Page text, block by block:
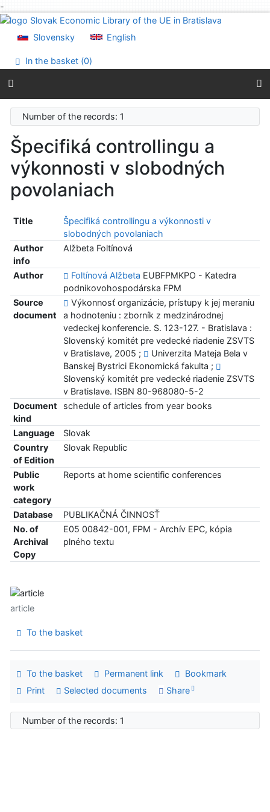
-
Go to content
Accessibility declaration
Slovensky English
In the basket (0)
Number of the records: 1
Špecifiká controllingu a
výkonnosti v slobodných
povolaniach
Title
Špecifiká controllingu a výkonnosti v
slobodných povolaniach
Author
info
Alžbeta Foltínová
Author Foltínová Alžbeta EUBFPMKPO - Katedra
podnikovohospodárska FPM
Source
document
Výkonnosť organizácie, prístupy k jej meraniu
a hodnoteniu : zborník z medzinárodnej
vedeckej konferencie. S. 123-127. - Bratislava :
Slovenský komitét pre vedecké riadenie ZSVTS
v Bratislave, 2005 ;
Univerzita Mateja Bela v
Banskej Bystrici Ekonomická fakulta ;
Slovenský komitét pre vedecké riadenie ZSVTS
v Bratislave. ISBN 80-968080-5-2
Document
kind
schedule of articles from year books
Language
Slovak
Country
of Edition
Slovak Republic
Public
work
category
Reports at home scientific conferences
Database
PUBLIKAČNÁ ČINNOSŤ
No. of
Archival
Copy
E05 00842-001, FPM - Archív EPC, kópia
plného textu
article
To the basket
To the basket Permanent link
Bookmark
Print
Selected documents Share
Number of the records: 1